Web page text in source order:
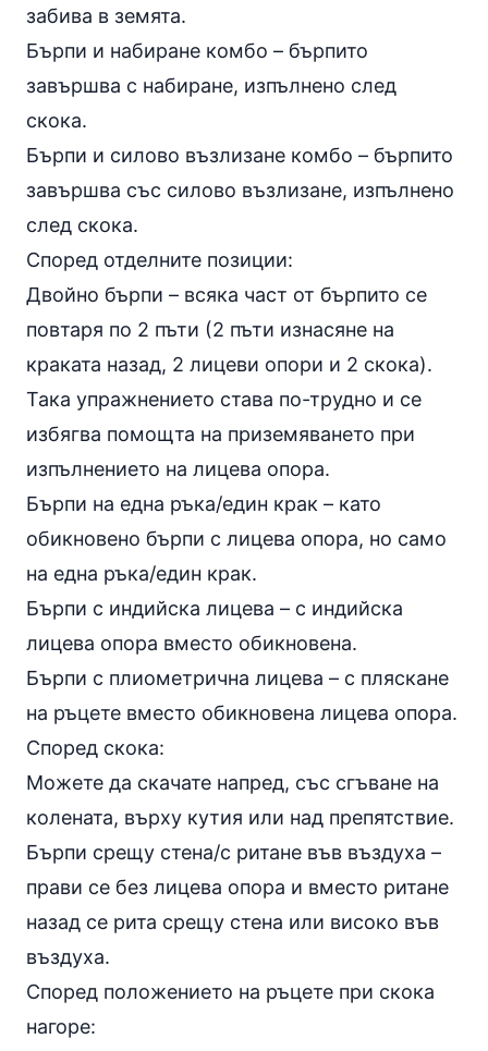
забива в земята.
Бърпи и набиране комбо – бърпито
завършва с набиране, изпълнено след
скока.
Бърпи и силово възлизане комбо – бърпито
завършва със силово възлизане, изпълнено
след скока.
Според отделните позиции:
Двойно бърпи – всяка част от бърпито се
повтаря по 2 пъти (2 пъти изнасяне на
краката назад, 2 лицеви опори и 2 скока).
Така упражнението става по-трудно и се
избягва помощта на приземяването при
изпълнението на лицева опора.
Бърпи на една ръка/един крак – като
обикновено бърпи с лицева опора, но само
на една ръка/един крак.
Бърпи с индийска лицева – с индийска
лицева опора вместо обикновена.
Бърпи с плиометрична лицева – с пляскане
на ръцете вместо обикновена лицева опора.
Според скока:
Можете да скачате напред, със сгъване на
колената, върху кутия или над препятствие.
Бърпи срещу стена/с ритане във въздуха –
прави се без лицева опора и вместо ритане
назад се рита срещу стена или високо във
въздуха.
Според положението на ръцете при скока
нагоре: